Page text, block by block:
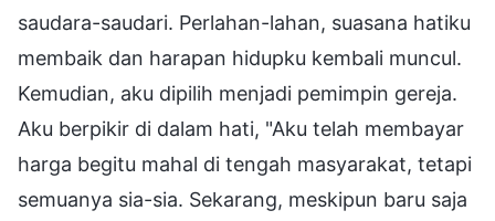
saudara-saudari. Perlahan-lahan, suasana hatiku
membaik dan harapan hidupku kembali muncul.
Kemudian, aku dipilih menjadi pemimpin gereja.
Aku berpikir di dalam hati, "Aku telah membayar
harga begitu mahal di tengah masyarakat, tetapi
semuanya sia-sia. Sekarang, meskipun baru saja